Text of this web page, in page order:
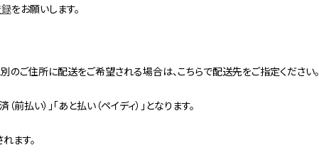
をお願いします。
のご住所に配送をご希望される場合は、こちらで配送先をご指定ください。
払い）」「あと払い（ペイディ）」となります。
ます。